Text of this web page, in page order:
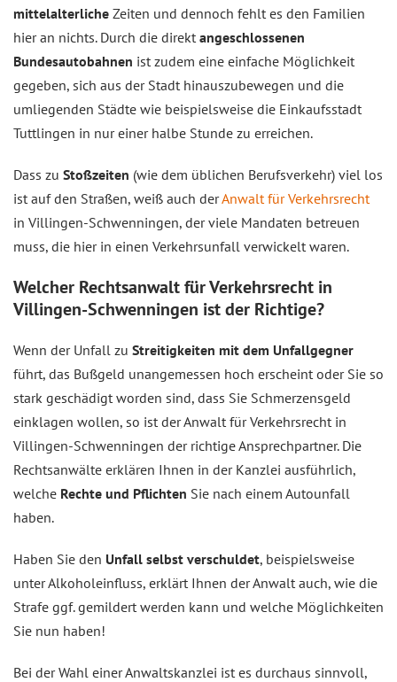
mittelalterliche Zeiten und dennoch fehlt es den Familien
hier an nichts. Durch die direkt angeschlossenen
Bundesautobahnen ist zudem eine einfache Möglichkeit
gegeben, sich aus der Stadt hinauszubewegen und die
umliegenden Städte wie beispielsweise die Einkaufsstadt
Tuttlingen in nur einer halbe Stunde zu erreichen.
Dass zu Stoßzeiten (wie dem üblichen Berufsverkehr) viel los
ist auf den Straßen, weiß auch derAnwalt für Verkehrsrecht
in Villingen-Schwenningen, der viele Mandaten betreuen
muss, die hier in einen Verkehrsunfall verwickelt waren.
Welcher Rechtsanwalt für Verkehrsrecht in
Villingen-Schwenningen ist der Richtige?
Wenn der Unfall zu Streitigkeiten mit dem Unfallgegner
führt, das Bußgeld unangemessen hoch erscheint oder Sie so
stark geschädigt worden sind, dass Sie Schmerzensgeld
einklagen wollen, so ist der Anwalt für Verkehrsrecht in
Villingen-Schwenningen der richtige Ansprechpartner. Die
Rechtsanwälte erklären Ihnen in der Kanzlei ausführlich,
welche Rechte und Pflichten Sie nach einem Autounfall
haben.
Haben Sie den Unfall selbst verschuldet, beispielsweise
unter Alkoholeinfluss, erklärt Ihnen der Anwalt auch, wie die
Strafe ggf. gemildert werden kann und welche Möglichkeiten
Sie nun haben!
Bei der Wahl einer Anwaltskanzlei ist es durchaus sinnvoll,